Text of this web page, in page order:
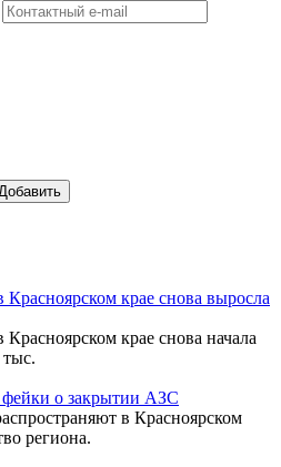
крае снова выросла
крае снова начала
тыс.
фейки о закрытии АЗС
в Красноярском
региона.